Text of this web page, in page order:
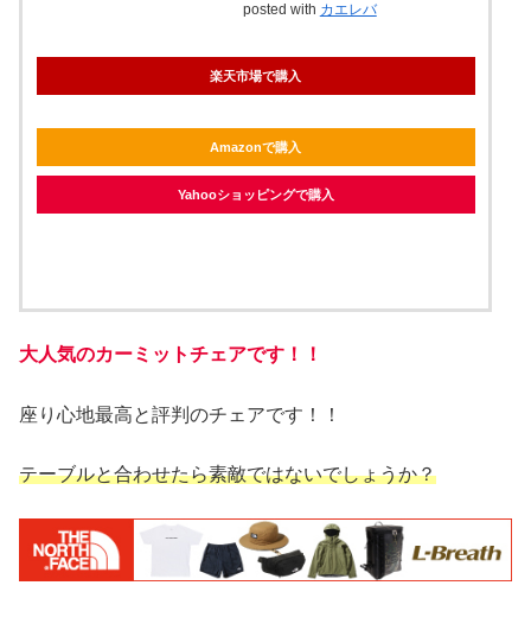
posted with カエレバ
楽天市場で購入
Amazonで購入
Yahooショッピングで購入
大人気のカーミットチェアです！！
座り心地最高と評判のチェアです！！
テーブルと合わせたら素敵ではないでしょうか？